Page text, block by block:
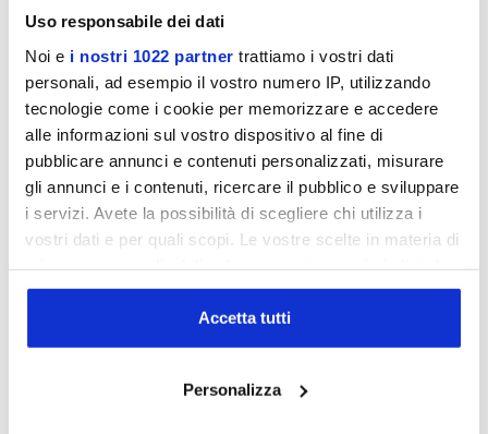
Uso responsabile dei dati
Noi e i nostri 1022 partner trattiamo i vostri dati
personali, ad esempio il vostro numero IP, utilizzando
tecnologie come i cookie per memorizzare e accedere
alle informazioni sul vostro dispositivo al fine di
pubblicare annunci e contenuti personalizzati, misurare
gli annunci e i contenuti, ricercare il pubblico e sviluppare
i servizi. Avete la possibilità di scegliere chi utilizza i
vostri dati e per quali scopi. Le vostre scelte in materia di
in cui avete effettuato le vostre scelte. È possibile
modificare o revocare il proprio consenso in qualsiasi
momento dalla Dichiarazione sui cookie o facendo clic
Accetta tutti
Personalizza
Trasmissione a cinghia con pignone fisso
Dotato di freno di sicurezza per il bloccaggio rapido del
volano
Massa volanica peso 22 kg (bilanciato)
Peso massimo utilizzatore 125 Kg
Computer con LCD distanza, tempo, calorie, pulse,
velocità, RPM
Console display LCD
orizzontale micrometrica
Manubrio regolazione verticale